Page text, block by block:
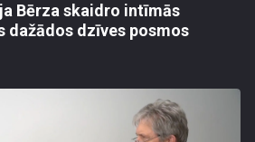
Bērza skaidro intīmās
dažādos dzīves posmos